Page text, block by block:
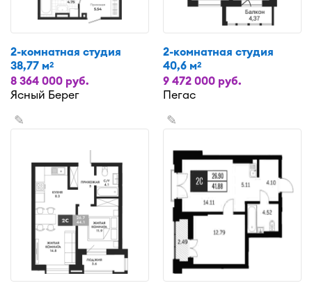
2-комнатная студия
38,77 м2
8 364 000 руб.
Ясный Берег
2-комнатная студия
40,6 м2
9 472 000 руб.
Пегас
✎ ✎